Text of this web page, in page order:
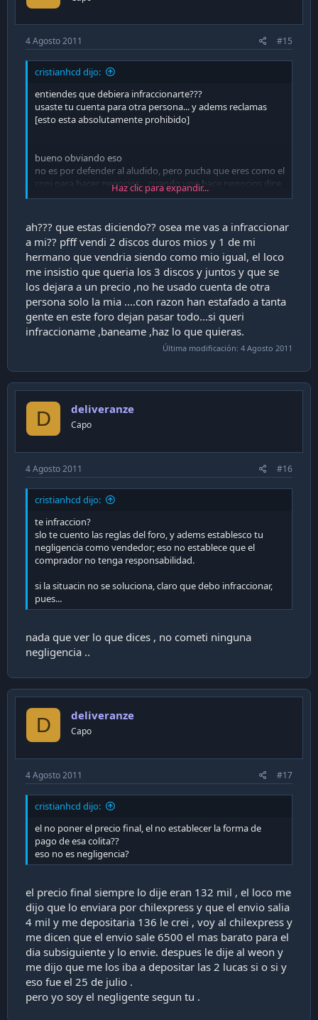
4 Agosto 2011 #15
cristianhcd dijo:
entiendes que debiera infraccionarte???
usaste tu cuenta para otra persona... y adems reclamas
[esto esta absolutamente prohibido]
bueno obviando eso
no es por defender al aludido, pero pucha que eres como el
copi para hacer negocios... cuando uno hace negocios dice
cuanto y cuando... si los valores cambian, te lo mamas o
igual el cabro yo cacho que te va a pagar, pero creo que es
ms fcil que le des tu nmero telefnico y te cargue el celu, por
lo poco de la deuda...
chaito
Haz clic para expandir...
ah??? que estas diciendo?? osea me vas a infraccionar
a mi?? pfff vendi 2 discos duros mios y 1 de mi
hermano que vendria siendo como mio igual, el loco
me insistio que queria los 3 discos y juntos y que se
los dejara a un precio ,no he usado cuenta de otra
persona solo la mia ....con razon han estafado a tanta
gente en este foro dejan pasar todo...si queri
infraccioname ,baneame ,haz lo que quieras.
Última modificación: 4 Agosto 2011
D deliveranze
Capo
4 Agosto 2011 #16
cristianhcd dijo:
te infraccion?
slo te cuento las reglas del foro, y adems establesco tu
negligencia como vendedor; eso no establece que el
comprador no tenga responsabilidad.
si la situacin no se soluciona, claro que debo infraccionar,
pues...
nada que ver lo que dices , no cometi ninguna
negligencia ..
D deliveranze
Capo
4 Agosto 2011 #17
cristianhcd dijo:
el no poner el precio final, el no establecer la forma de
pago de esa colita??
eso no es negligencia?
el precio final siempre lo dije eran 132 mil , el loco me
dijo que lo enviara por chilexpress y que el envio salia
4 mil y me depositaria 136 le crei , voy al chilexpress y
me dicen que el envio sale 6500 el mas barato para el
dia subsiguiente y lo envie. despues le dije al weon y
me dijo que me los iba a depositar las 2 lucas si o si y
eso fue el 25 de julio .
pero yo soy el negligente segun tu .